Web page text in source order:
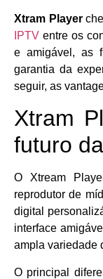
Xtram Player
IPTV entre os
e amigável, as
garantia da
seguir, as
Xtram
futuro
O Xtream
reprodutor de
digital
interface
ampla variedade
O principal